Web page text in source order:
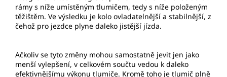
rámy s níže umístěným tlumičem, tedy s níže položeným
těžištěm. Ve výsledku je kolo ovladatelnější a stabilnější, z
čehož pro jezdce plyne daleko jistější jízda.
Ačkoliv se tyto změny mohou samostatně jevit jen jako
menší vylepšení, v celkovém součtu vedou k daleko
efektivnějšímu výkonu tlumiče. Kromě toho je tlumič plně